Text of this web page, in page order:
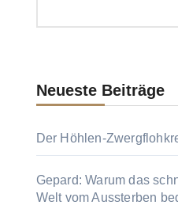
Neueste Beiträge
Der Höhlen-
Gepard: Warum das
Welt vom Aussterben